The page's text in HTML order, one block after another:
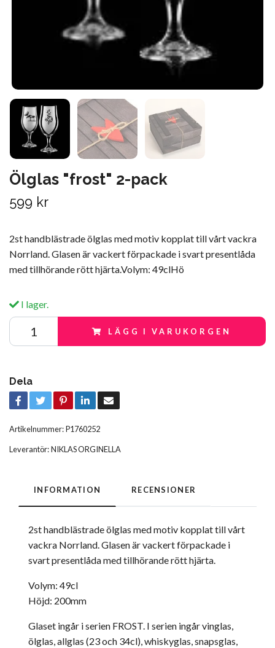
Ölglas "frost" 2-pack
599 kr
2st handblästrade ölglas med motiv kopplat till vårt vackra
Norrland. Glasen är vackert förpackade i svart presentlåda
med tillhörande rött hjärta.Volym: 49clHö
I lager.
LÄGG I VARUKORGEN
Dela
Artikelnummer:P1760252
Leverantör:NIKLAS ORGINELLA
INFORMATION RECENSIONER
2st handblästrade ölglas med motiv kopplat till vårt
vackra Norrland. Glasen är vackert förpackade i
svart presentlåda med tillhörande rött hjärta.
Volym: 49cl
Höjd: 200mm
Glaset ingår i serien FROST. I serien ingår vinglas,
ölglas, allglas (23 och 34cl), whiskyglas, snapsglas,